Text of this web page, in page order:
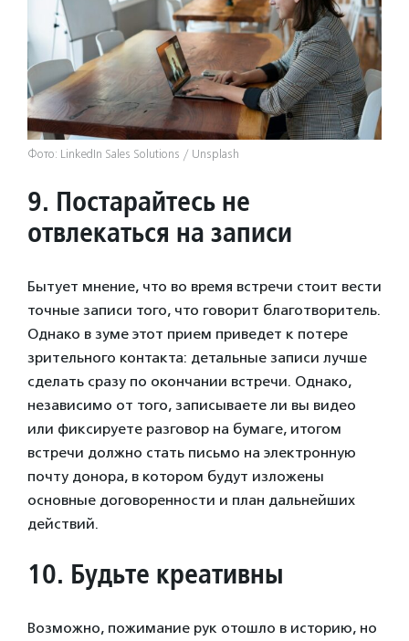
Фото: LinkedIn Sales Solutions / Unsplash
9. Постарайтесь не
отвлекаться на записи
Бытует мнение, что во время встречи стоит вести
точные записи того, что говорит благотворитель.
Однако в зуме этот прием приведет к потере
зрительного контакта: детальные записи лучше
сделать сразу по окончании встречи. Однако,
независимо от того, записываете ли вы видео
или фиксируете разговор на бумаге, итогом
встречи должно стать письмо на электронную
почту донора, в котором будут изложены
основные договоренности и план дальнейших
действий.
10. Будьте креативны
Возможно, пожимание рук отошло в историю, но